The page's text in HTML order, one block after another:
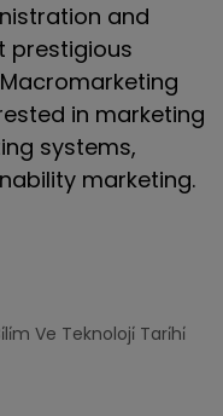
and
prestigious
in marketing
systems,
marketing.
Ve Teknoloji̇ Tari̇hi̇